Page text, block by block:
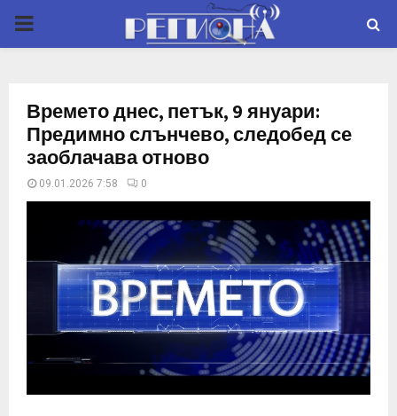
P
M
R
M
Времето днес, петък, 9 януари:
Предимно слънчево, следобед се
заоблачава отново
09.01.2026 7:58 0